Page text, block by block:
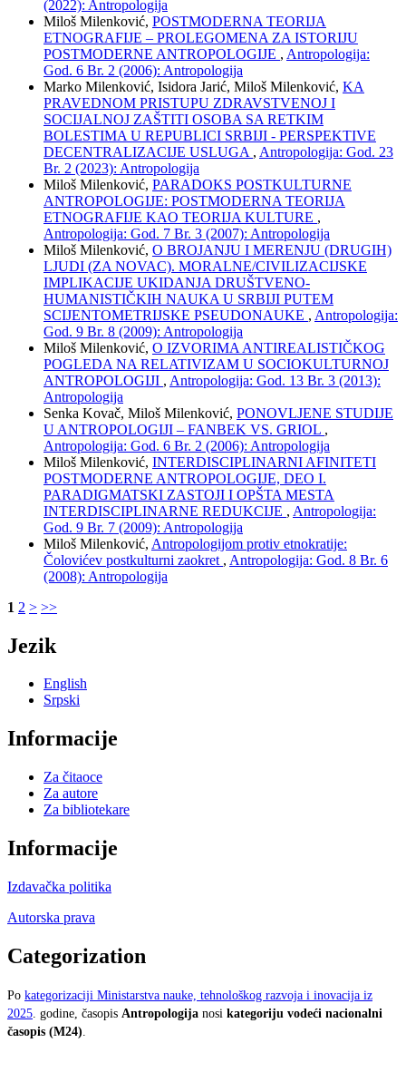
(2022): Antropologija
Miloš Milenković, POSTMODERNA TEORIJA
ETNOGRAFIJE – PROLEGOMENA ZA ISTORIJU
POSTMODERNE ANTROPOLOGIJE , Antropologija:
God. 6 Br. 2 (2006): Antropologija
Marko Milenković, Isidora Jarić, Miloš Milenković, KA
PRAVEDNOM PRISTUPU ZDRAVSTVENOJ I
SOCIJALNOJ ZAŠTITI OSOBA SA RETKIM
BOLESTIMA U REPUBLICI SRBIJI - PERSPEKTIVE
DECENTRALIZACIJE USLUGA , Antropologija: God. 23
Br. 2 (2023): Antropologija
Miloš Milenković, PARADOKS POSTKULTURNE
ANTROPOLOGIJE: POSTMODERNA TEORIJA
ETNOGRAFIJE KAO TEORIJA KULTURE ,
Antropologija: God. 7 Br. 3 (2007): Antropologija
Miloš Milenković, O BROJANJU I MERENJU (DRUGIH)
LJUDI (ZA NOVAC). MORALNE/CIVILIZACIJSKE
IMPLIKACIJE UKIDANJA DRUŠTVENO-
HUMANISTIČKIH NAUKA U SRBIJI PUTEM
SCIJENTOMETRIJSKE PSEUDONAUKE , Antropologija:
God. 9 Br. 8 (2009): Antropologija
Miloš Milenković, O IZVORIMA ANTIREALISTIČKOG
POGLEDA NA RELATIVIZAM U SOCIOKULTURNOJ
ANTROPOLOGIJI , Antropologija: God. 13 Br. 3 (2013):
Antropologija
Senka Kovač, Miloš Milenković, PONOVLJENE STUDIJE
U ANTROPOLOGIJI – FANBEK VS. GRIOL ,
Antropologija: God. 6 Br. 2 (2006): Antropologija
Miloš Milenković, INTERDISCIPLINARNI AFINITETI
POSTMODERNE ANTROPOLOGIJE, DEO I.
PARADIGMATSKI ZASTOJI I OPŠTA MESTA
INTERDISCIPLINARNE REDUKCIJE , Antropologija:
God. 9 Br. 7 (2009): Antropologija
Miloš Milenković, Antropologijom protiv etnokratije:
Čolovićev postkulturni zaokret , Antropologija: God. 8 Br. 6
(2008): Antropologija
1 2 > >>
Jezik
English
Srpski
Informacije
Za čitaoce
Za autore
Za bibliotekare
Informacije
Izdavačka politika
Autorska prava
Categorization
Po kategorizaciji Ministarstva nauke, tehnološkog razvoja i inovacija iz
2025 . godine, časopis Antropologija nosi kategoriju vodeći nacionalni
časopis (M24)